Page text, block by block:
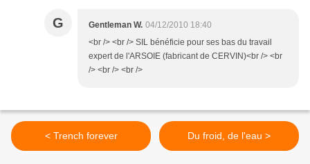
G Gentleman W. 04/12/2010 18:40
<br /> <br /> SIL bénéficie pour ses bas du travail
expert de l'ARSOIE (fabricant de CERVIN)<br /> <br
/> <br /> <br />
< Trench forever Du froid, de l'eau >